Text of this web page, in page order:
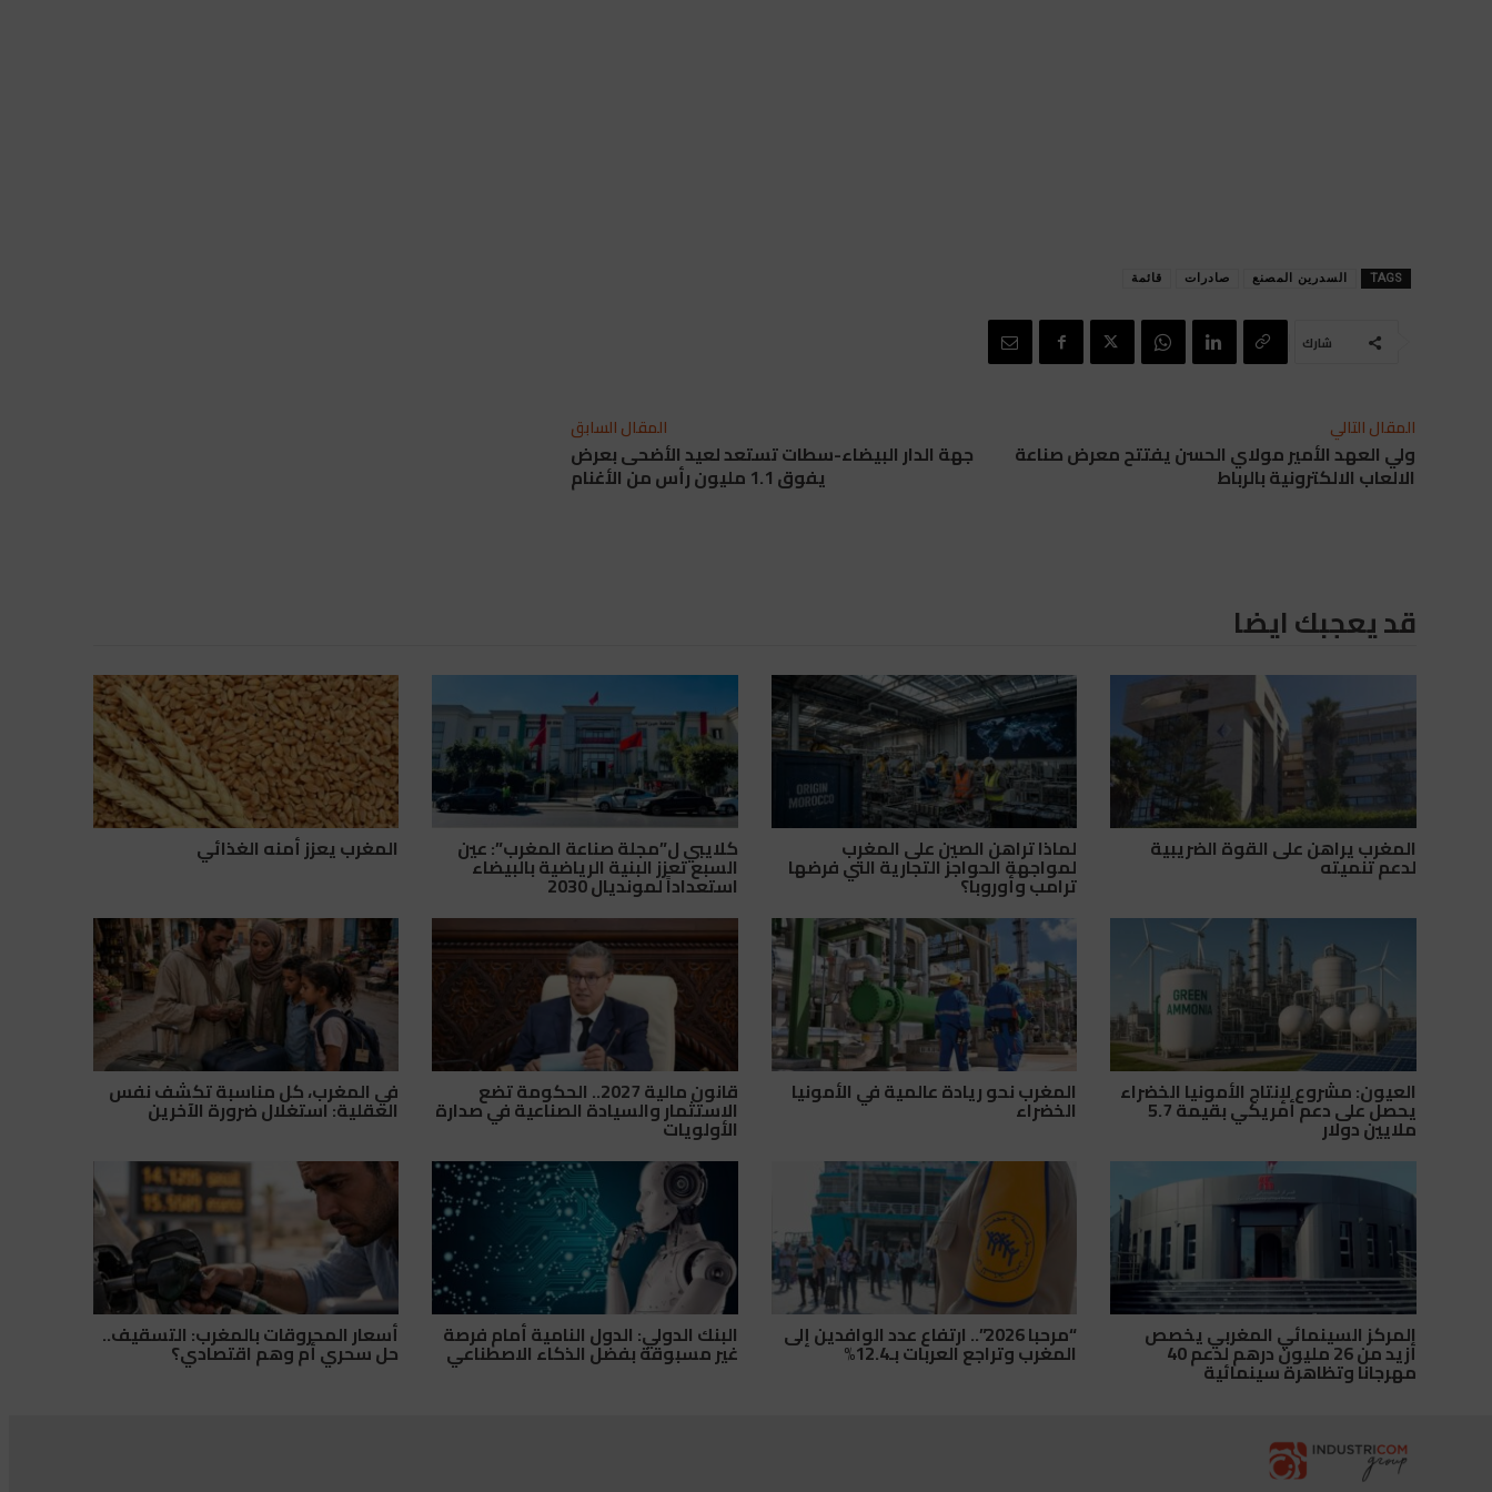
TAGS السدرين المصنع صادرات قائمة
شارك
المقال السابق
جهة الدار البيضاء-سطات تستعد لعيد الأضحى بعرض
يفوق 1.1 مليون رأس من الأغنام
المقال التالي
ولي العهد الأمير مولاي الحسن يفتتح معرض صناعة
الالعاب الالكترونية بالرباط
قد يعجبك ايضا
المغرب يراهن على القوة الضريبية
لدعم تنميته
لماذا تراهن الصين على المغرب
لمواجهة الحواجز التجارية التي فرضها
ترامب وأوروبا؟
كلايبي ل”مجلة صناعة المغرب”: عين
السبع تعزز البنية الرياضية بالبيضاء
استعداداً لمونديال 2030
المغرب يعزز أمنه الغذائي
العيون: مشروع لإنتاج الأمونيا الخضراء
يحصل على دعم أمريكي بقيمة 5.7
ملايين دولار
المغرب نحو ريادة عالمية في الأمونيا
الخضراء
قانون مالية 2027.. الحكومة تضع
الاستثمار والسيادة الصناعية في صدارة
الأولويات
في المغرب، كل مناسبة تكشف نفس
العقلية: استغلال ضرورة الآخرين
المركز السينمائي المغربي يخصص
أزيد من 26 مليون درهم لدعم 40
مهرجانا وتظاهرة سينمائية
“مرحبا 2026”.. ارتفاع عدد الوافدين إلى
المغرب وتراجع العربات بـ12.4%
البنك الدولي: الدول النامية أمام فرصة
غير مسبوقة بفضل الذكاء الاصطناعي
أسعار المحروقات بالمغرب: التسقيف..
حل سحري أم وهم اقتصادي؟